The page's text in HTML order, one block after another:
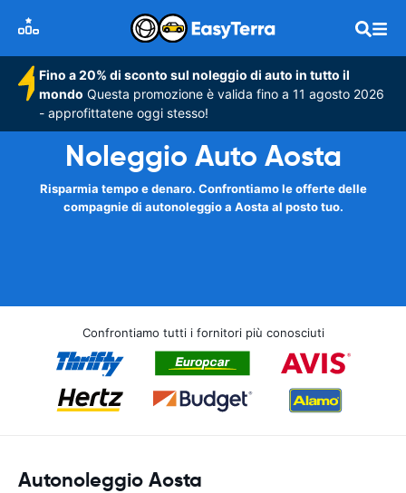
Fino a 20% di sconto sul noleggio di auto in tutto il
mondo Questa promozione è valida fino a 11 agosto 2026
- approfittatene oggi stesso!
Noleggio Auto Aosta
Risparmia tempo e denaro. Confrontiamo le offerte delle
compagnie di autonoleggio a Aosta al posto tuo.
Confrontiamo tutti i fornitori più conosciuti
Autonoleggio Aosta